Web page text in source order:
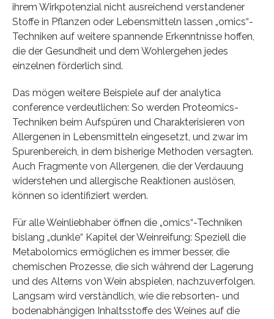
ihrem Wirkpotenzial nicht ausreichend verstandener
Stoffe in Pflanzen oder Lebensmitteln lassen „omics“-
Techniken auf weitere spannende Erkenntnisse hoffen,
die der Gesundheit und dem Wohlergehen jedes
einzelnen förderlich sind.
Das mögen weitere Beispiele auf der analytica
conference verdeutlichen: So werden Proteomics-
Techniken beim Aufspüren und Charakterisieren von
Allergenen in Lebensmitteln eingesetzt, und zwar im
Spurenbereich, in dem bisherige Methoden versagten.
Auch Fragmente von Allergenen, die der Verdauung
widerstehen und allergische Reaktionen auslösen,
können so identifiziert werden.
Für alle Weinliebhaber öffnen die „omics“-Techniken
bislang „dunkle“ Kapitel der Weinreifung: Speziell die
Metabolomics ermöglichen es immer besser, die
chemischen Prozesse, die sich während der Lagerung
und des Alterns von Wein abspielen, nachzuverfolgen.
Langsam wird verständlich, wie die rebsorten- und
bodenabhängigen Inhaltsstoffe des Weines auf die